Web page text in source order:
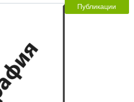
Публикации